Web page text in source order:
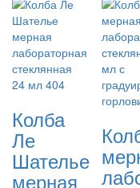
Колба
Ле
Шателье
мерная